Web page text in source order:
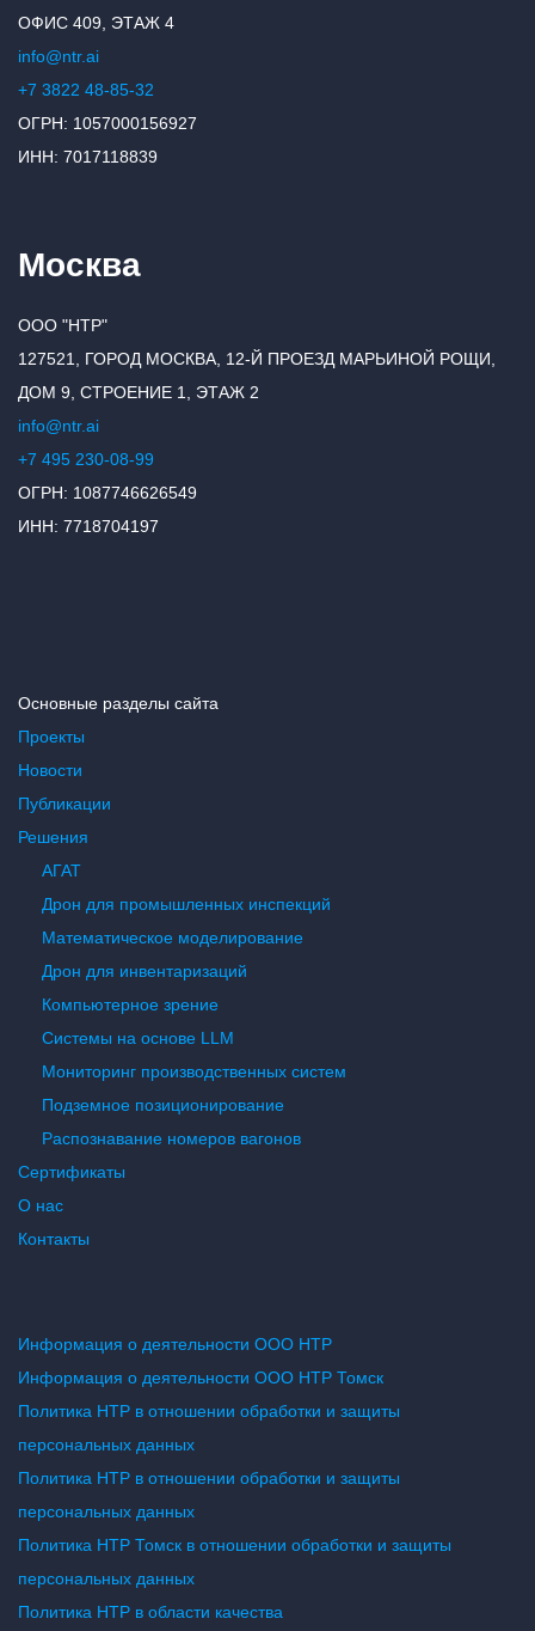
ОФИС 409, ЭТАЖ 4
info@ntr.ai
+7 3822 48-85-32
ОГРН: 1057000156927
ИНН: 7017118839
Москва
ООО "НТР"
127521, ГОРОД МОСКВА, 12-Й ПРОЕЗД МАРЬИНОЙ РОЩИ,
ДОМ 9, СТРОЕНИЕ 1, ЭТАЖ 2
info@ntr.ai
+7 495 230-08-99
ОГРН: 1087746626549
ИНН: 7718704197
Основные разделы сайта
Проекты
Новости
Публикации
Решения
АГАТ
Дрон для промышленных инспекций
Математическое моделирование
Дрон для инвентаризаций
Компьютерное зрение
Системы на основе LLM
Мониторинг производственных систем
Подземное позиционирование
Распознавание номеров вагонов
Сертификаты
О нас
Контакты
Информация о деятельности ООО НТР
Информация о деятельности ООО НТР Томск
Политика НТР в отношении обработки и защиты
персональных данных
Политика НТР в отношении обработки и защиты
персональных данных
Политика НТР Томск в отношении обработки и защиты
персональных данных
Политика НТР в области качества